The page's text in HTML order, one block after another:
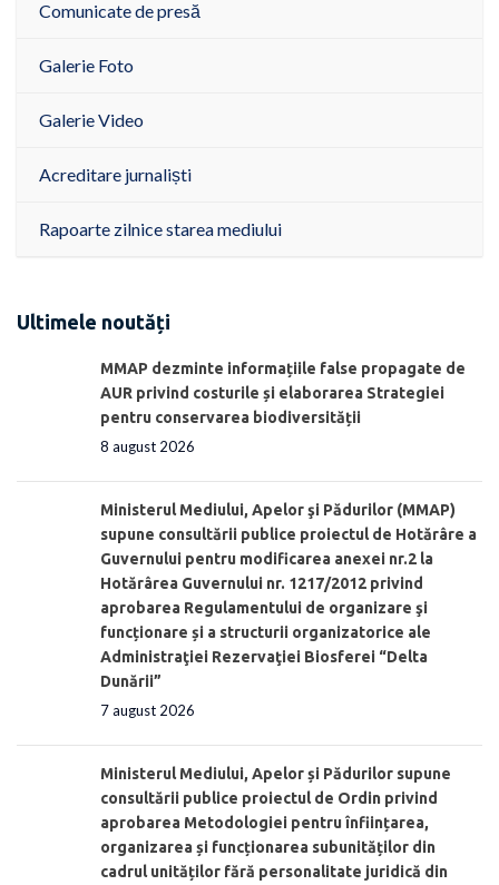
Comunicate de presă
Galerie Foto
Galerie Video
Acreditare jurnaliști
Rapoarte zilnice starea mediului
Ultimele noutăți
MMAP dezminte informațiile false propagate de
AUR privind costurile și elaborarea Strategiei
pentru conservarea biodiversității
8 august 2026
Ministerul Mediului, Apelor şi Pădurilor (MMAP)
supune consultării publice proiectul de Hotărâre a
Guvernului pentru modificarea anexei nr.2 la
Hotărârea Guvernului nr. 1217/2012 privind
aprobarea Regulamentului de organizare şi
funcționare și a structurii organizatorice ale
Administraţiei Rezervaţiei Biosferei “Delta
Dunării”
7 august 2026
Ministerul Mediului, Apelor și Pădurilor supune
consultării publice proiectul de Ordin privind
aprobarea Metodologiei pentru înființarea,
organizarea și funcționarea subunităților din
cadrul unităților fără personalitate juridică din